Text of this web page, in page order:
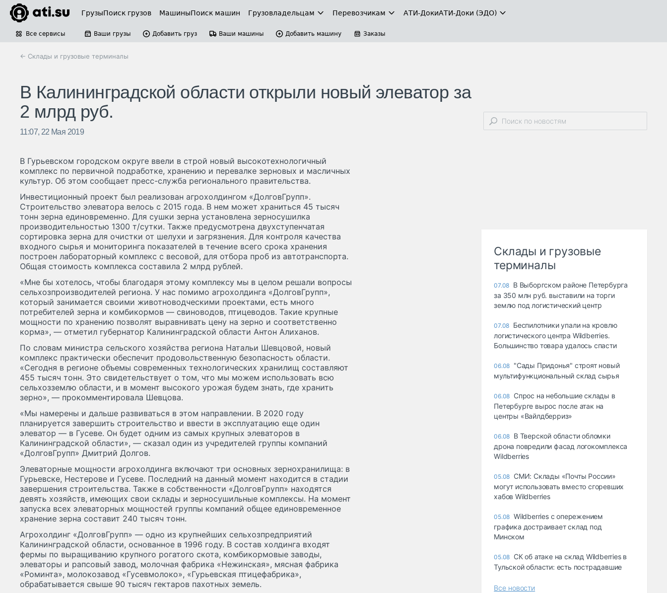
ГрузыПоиск грузов МашиныПоиск машин Грузовладельцам Перевозчикам АТИ-ДокиАТИ-Доки (ЭДО)
Все сервисы Ваши грузы Добавить груз Ваши машины Добавить машину Заказы
← Склады и грузовые терминалы
В Калининградской области открыли новый элеватор за
2 млрд руб.
11:07, 22 Мая 2019
В Гурьевском городском округе ввели в строй новый высокотехнологичный
комплекс по первичной подработке, хранению и перевалке зерновых и масличных
культур. Об этом сообщает пресс-служба регионального правительства.
Инвестиционный проект был реализован агрохолдингом «ДолговГрупп».
Строительство элеватора велось с 2015 года. В нем может храниться 45 тысяч
тонн зерна единовременно. Для сушки зерна установлена зерносушилка
производительностью 1300 т/сутки. Также предусмотрена двухступенчатая
сортировка зерна для очистки от шелухи и загрязнения. Для контроля качества
входного сырья и мониторинга показателей в течение всего срока хранения
построен лабораторный комплекс с весовой, для отбора проб из автотранспорта.
Общая стоимость комплекса составила 2 млрд рублей.
«Мне бы хотелось, чтобы благодаря этому комплексу мы в целом решали вопросы
сельхозпроизводителей региона. У нас помимо агрохолдинга «ДолговГрупп»,
который занимается своими животноводческими проектами, есть много
потребителей зерна и комбикормов — свиноводов, птицеводов. Такие крупные
мощности по хранению позволят выравнивать цену на зерно и соответственно
корма», — отметил губернатор Калининградской области Антон Алиханов.
По словам министра сельского хозяйства региона Натальи Шевцовой, новый
комплекс практически обеспечит продовольственную безопасность области.
«Сегодня в регионе объемы современных технологических хранилищ составляют
455 тысяч тонн. Это свидетельствует о том, что мы можем использовать всю
сельхозземлю области, и в момент высокого урожая будем знать, где хранить
зерно», — прокомментировала Шевцова.
«Мы намерены и дальше развиваться в этом направлении. В 2020 году
планируется завершить строительство и ввести в эксплуатацию еще один
элеватор — в Гусеве. Он будет одним из самых крупных элеваторов в
Калининградской области», — сказал один из учредителей группы компаний
«ДолговГрупп» Дмитрий Долгов.
Элеваторные мощности агрохолдинга включают три основных зернохранилища: в
Гурьевске, Нестерове и Гусеве. Последний на данный момент находится в стадии
завершения строительства. Также в собственности «ДолговГрупп» находятся
девять хозяйств, имеющих свои склады и зерносушильные комплексы. На момент
запуска всех элеваторных мощностей группы компаний общее единовременное
хранение зерна составит 240 тысяч тонн.
Агрохолдинг «ДолговГрупп» — одно из крупнейших сельхозпредприятий
Калининградской области, основанное в 1996 году. В состав холдинга входят
фермы по выращиванию крупного рогатого скота, комбикормовые заводы,
элеваторы и рапсовый завод, молочная фабрика «Нежинская», мясная фабрика
«Роминта», молокозавод «Гусевмолоко», «Гурьевская птицефабрика»,
обрабатывается свыше 90 тысяч гектаров пахотных земель.
Склады и грузовые
терминалы
07.08 В Выборгском районе Петербурга
за 350 млн руб. выставили на торги
землю под логистический центр
07.08 Беспилотники упали на кровлю
логистического центра Wildberries.
Большинство товара удалось спасти
06.08 "Сады Придонья" строят новый
мультифункциональный склад сырья
06.08 Спрос на небольшие склады в
Петербурге вырос после атак на
центры «Вайлдберриз»
06.08 В Тверской области обломки
дрона повредили фасад логокомплекса
Wildberries
05.08 СМИ: Склады «Почты России»
могут использовать вместо сгоревших
хабов Wildberries
05.08 Wildberries с опережением
графика достраивает склад под
Минском
05.08 СК об атаке на склад Wildberries в
Тульской области: есть пострадавшие
Все новости